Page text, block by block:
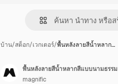
บ้าน/สต็อก/เวกเตอร์/พื้นหลังลายสีน้ำหลาก…
พื้นหลังลายสีน้ำหลากสีแบบนามธรรม
magnific